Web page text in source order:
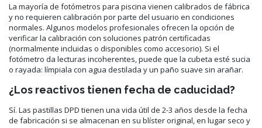
La mayoría de fotómetros para piscina vienen calibrados de fábrica
y no requieren calibración por parte del usuario en condiciones
normales. Algunos modelos profesionales ofrecen la opción de
verificar la calibración con soluciones patrón certificadas
(normalmente incluidas o disponibles como accesorio). Si el
fotómetro da lecturas incoherentes, puede que la cubeta esté sucia
o rayada: límpiala con agua destilada y un paño suave sin arañar.
¿Los reactivos tienen fecha de caducidad?
Sí. Las pastillas DPD tienen una vida útil de 2-3 años desde la fecha
de fabricación si se almacenan en su blíster original, en lugar seco y